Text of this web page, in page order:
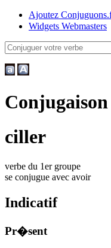
Ajoutez
Widgets Webmasters
ciller
verbe du 1er groupe
se conjugue avec avoir
Indicatif
Pr�sent